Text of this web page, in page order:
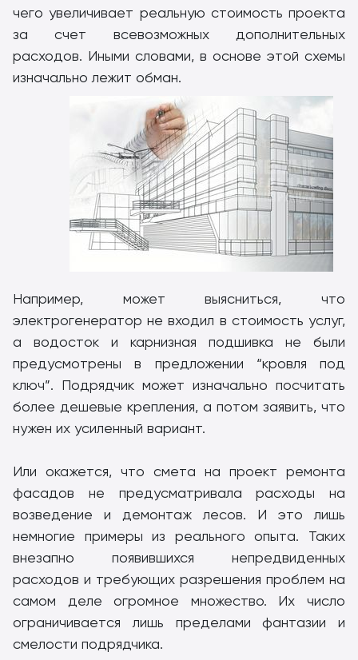
чего увеличивает реальную стоимость проекта
за счет всевозможных дополнительных
расходов. Иными словами, в основе этой схемы
изначально лежит обман.
Например, может выясниться, что
электрогенератор не входил в стоимость услуг,
а водосток и карнизная подшивка не были
предусмотрены в предложении “кровля под
ключ”. Подрядчик может изначально посчитать
более дешевые крепления, а потом заявить, что
нужен их усиленный вариант.
Или окажется, что смета на проект ремонта
фасадов не предусматривала расходы на
возведение и демонтаж лесов. И это лишь
немногие примеры из реального опыта. Таких
внезапно появившихся непредвиденных
расходов и требующих разрешения проблем на
самом деле огромное множество. Их число
ограничивается лишь пределами фантазии и
смелости подрядчика.